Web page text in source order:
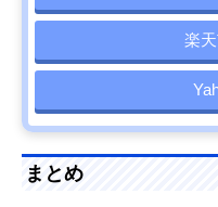
楽
まとめ